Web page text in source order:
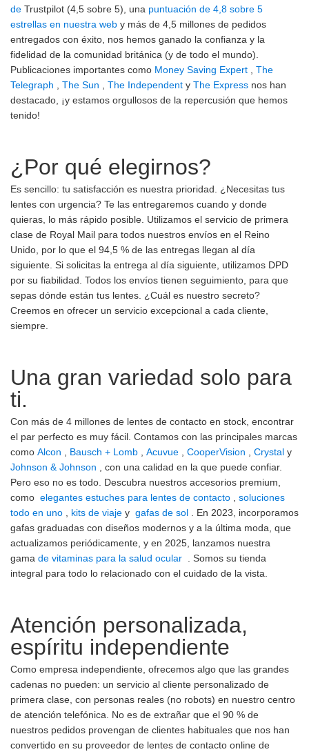
de Trustpilot (4,5 sobre 5), una puntuación de 4,8 sobre 5
estrellas en nuestra web y más de 4,5 millones de pedidos
entregados con éxito, nos hemos ganado la confianza y la
fidelidad de la comunidad británica (y de todo el mundo).
Publicaciones importantes como Money Saving Expert
The
Telegraph
The Sun The Independent y The Express nos han
destacado, ¡y estamos orgullosos de la repercusión que hemos
tenido!
¿Por qué elegirnos?
Es sencillo: tu satisfacción es nuestra prioridad. ¿Necesitas tus
lentes con urgencia? Te las entregaremos cuando y donde
quieras, lo más rápido posible. Utilizamos el servicio de primera
clase de Royal Mail para todos nuestros envíos en el Reino
Unido, por lo que el 94,5 % de las entregas llegan al día
siguiente. Si solicitas la entrega al día siguiente, utilizamos DPD
por su fiabilidad. Todos los envíos tienen seguimiento, para que
sepas dónde están tus lentes. ¿Cuál es nuestro secreto?
Creemos en ofrecer un servicio excepcional a cada cliente,
siempre.
Una gran variedad solo para
ti.
Con más de 4 millones de lentes de contacto en stock, encontrar
el par perfecto es muy fácil. Contamos con las principales marcas
como Alcon Bausch + Lomb Acuvue CooperVision Crystal y
Johnson & Johnson , con una calidad en la que puede confiar.
Pero eso no es todo. Descubra nuestros accesorios premium,
como elegantes estuches para lentes de contacto
soluciones
todo en uno
kits de viaje y gafas de sol . En 2023, incorporamos
gafas graduadas con diseños modernos y a la última moda, que
actualizamos periódicamente, y en 2025, lanzamos nuestra
gama de vitaminas para la salud ocular . Somos su tienda
integral para todo lo relacionado con el cuidado de la vista.
Atención personalizada,
espíritu independiente
Como empresa independiente, ofrecemos algo que las grandes
cadenas no pueden: un servicio al cliente personalizado de
primera clase, con personas reales (no robots) en nuestro centro
de atención telefónica. No es de extrañar que el 90 % de
nuestros pedidos provengan de clientes habituales que nos han
convertido en su proveedor de lentes de contacto online de